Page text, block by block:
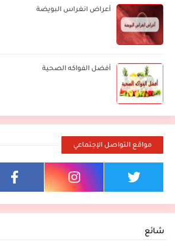
أعراض انغراس البويضة
أفضل الفواكه الصحية
مواقع التواصل الإجتماعي
شائع